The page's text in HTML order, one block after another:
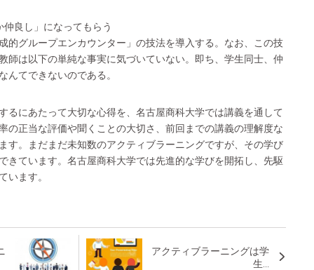
良し」になってもらう
的グループエンカウンター」の技法を導入する。なお、この技
師は以下の単純な事実に気づいていない。即ち、学生同士、仲
んてできないのである。
るにあたって大切な心得を、名古屋商科大学では講義を通して
の正当な評価や聞くことの大切さ、前回までの講義の理解度な
す。まだまだ未知数のアクティブラーニングですが、その学び
きています。名古屋商科大学では先進的な学びを開拓し、先駆
います。
アクティブラーニングは学
生...